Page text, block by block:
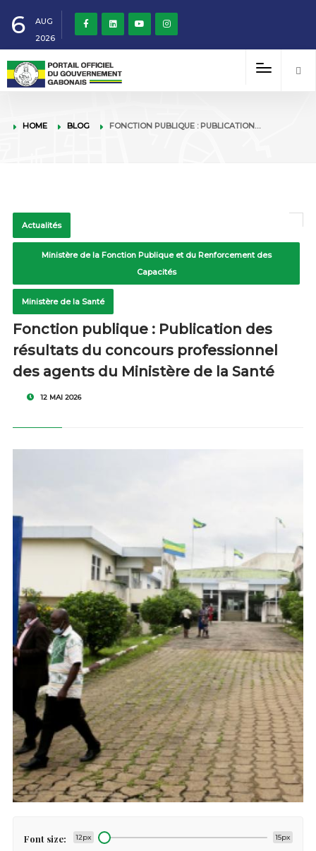
6
AUG
2026
HOME BLOG FONCTION PUBLIQUE : PUBLICATION…
Actualités
Ministère de la Fonction Publique et du Renforcement des
Capacités
Ministère de la Santé
Fonction publique : Publication des
résultats du concours professionnel
des agents du Ministère de la Santé
12 MAI 2026
Font size: 12px 15px